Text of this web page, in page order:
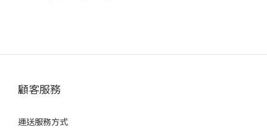
顧客服務
運送服務方式